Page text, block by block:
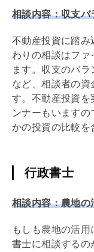
相談内容：収支バ
不動産投資に踏み
わりの相談はファ
ます。収支のバラ
など、相談者の資
す。不動産投資を
ンナーもいます
かの投資の比較を
行政書士
相談内容：農地の
もしも農地の活
書士に相談するの